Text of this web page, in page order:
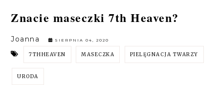
Znacie maseczki 7th Heaven?
Joanna SIERPNIA 04, 2020
7THHEAVEN MASECZKA PIELĘGNACJA TWARZY
URODA